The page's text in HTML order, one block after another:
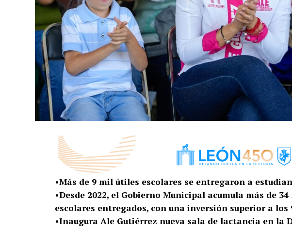
•Más de 9 mil útiles escolares se entregaron a
•Desde 2022, el Gobierno Municipal acumula más de
escolares entregados, con una inversión superior a los
•Inaugura Ale Gutiérrez nueva sala de lactancia en la